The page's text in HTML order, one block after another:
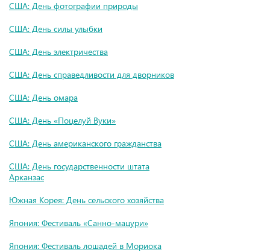
США: День фотографии природы
США: День силы улыбки
США: День электричества
США: День справедливости для дворников
США: День омара
США: День «Поцелуй Вуки»
США: День американского гражданства
США: День государственности штата
Арканзас
Южная Корея: День сельского хозяйства
Япония: Фестиваль «Санно-мацури»
Япония: Фестиваль лошадей в Мориока